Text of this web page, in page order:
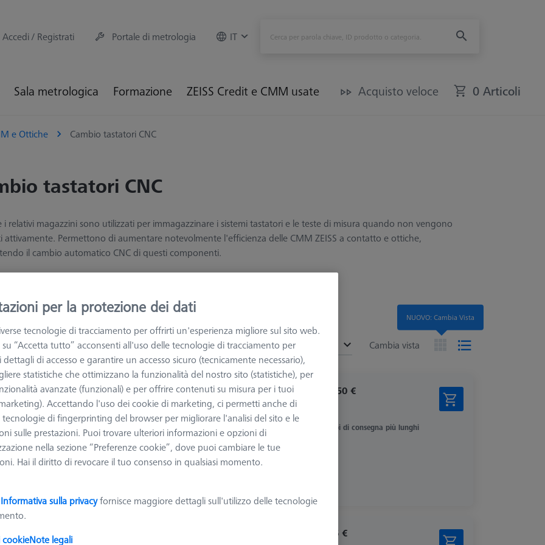
Accedi / Registrati Portale di metrologia IT
Sala metrologica Formazione ZEISS Credit e CMM usate Acquisto veloce 0 Articoli
e Ottiche Cambio tastatori CNC
tastatori CNC
i relativi magazzini sono utilizzati per immagazzinare i sistemi tastatori e le teste di misura quando non vengono
attivamente. Permettono di aumentare notevolmente l'efficienza delle CMM ZEISS a contatto e ottiche,
il cambio automatico CNC di questi componenti.​
Cambia vista
Ordinare
Recommended
Rack MSR DUPLEX, H: 880, per
CMMx1200/Z: 1000
626100-9324-000
Tipologia di prodotto
Rack MSR
Materiale Alluminio
6.039,50 €
Tempi di consegna più lunghi
Magazzino per 1 piattello VAST
325,26 €
NUOVO: Cambia Vista
per la protezione dei dati
tecnologie di tracciamento per offrirti un'esperienza migliore sul sito web.
su “Accetta tutto” acconsenti all'uso delle tecnologie di tracciamento per
dettagli di accesso e garantire un accesso sicuro (tecnicamente necessario),
statistiche che ottimizzano la funzionalità del nostro sito (statistiche), per
avanzate (funzionali) e per offrire contenuti su misura per i tuoi
Accettando l'uso dei cookie di marketing, ci permetti anche di
tecnologie di fingerprinting del browser per migliorare l'analisi del sito e le
sulle prestazioni. Puoi trovare ulteriori informazioni e opzioni di
nella sezione “Preferenze cookie”, dove puoi cambiare le tue
Hai il diritto di revocare il tuo consenso in qualsiasi momento.
Informativa sulla privacyfornisce maggiore dettagli sull'utilizzo delle tecnologie
cookieNote legali